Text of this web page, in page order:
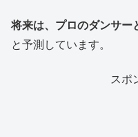
将来は、プロのダンサー
と予測しています。
スポ